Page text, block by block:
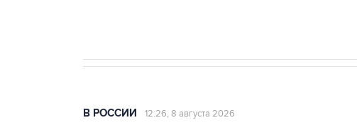
В РОССИИ 12:26, 8 августа 2026